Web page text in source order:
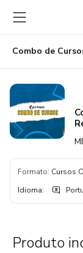
para
o
conteúdo
principal
para
o
pagamento
para
o
rodapé
Formato: Cursos
Idioma:
Produto